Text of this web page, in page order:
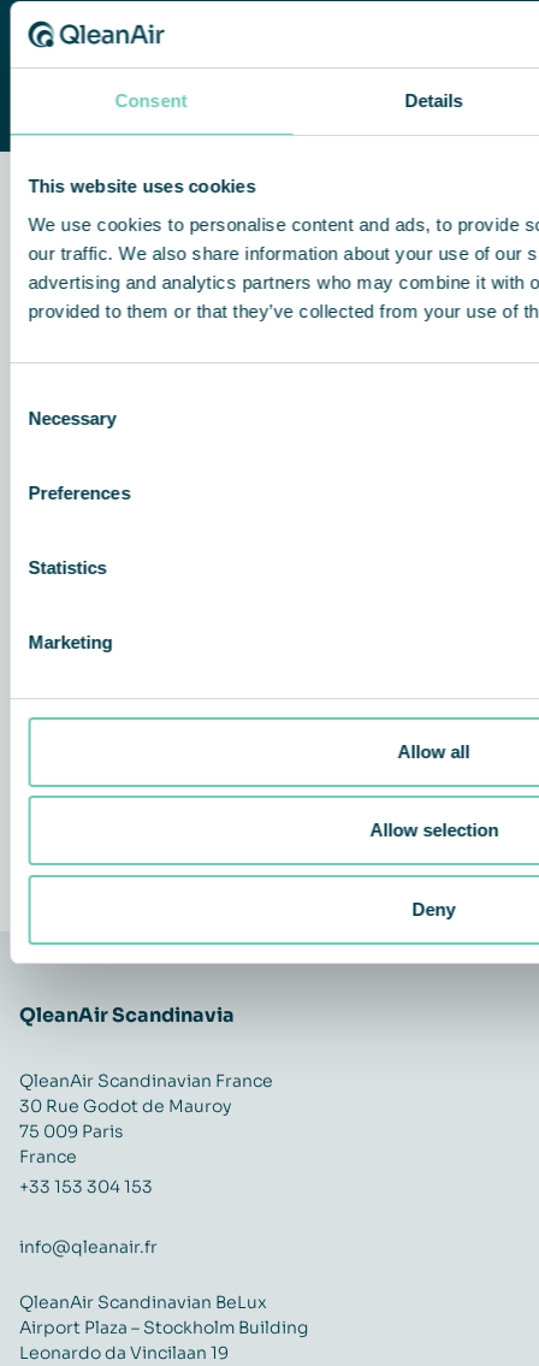
Consent Details
This website uses cookies
We use cookies to personalise content and ads, to provide
our traffic. We also share information about your use of our
advertising and analytics partners who may combine it with
provided to them or that they’ve collected from your use of
Selection
Necessary
Preferences
Statistics
Marketing
Allow all
Allow selection
Deny
Contact us
QleanAir FS 30 HEPA
Très efficace, compact et silencieux
DÉCOUVREZ NOS PRODUITS
QleanAir Scandinavia
QleanAir Scandinavian France
30 Rue Godot de Mauroy
75 009 Paris
France
+33 153 304 153
info@qleanair.fr
QleanAir Scandinavian BeLux
Airport Plaza – Stockholm Building
Leonardo da Vincilaan 19